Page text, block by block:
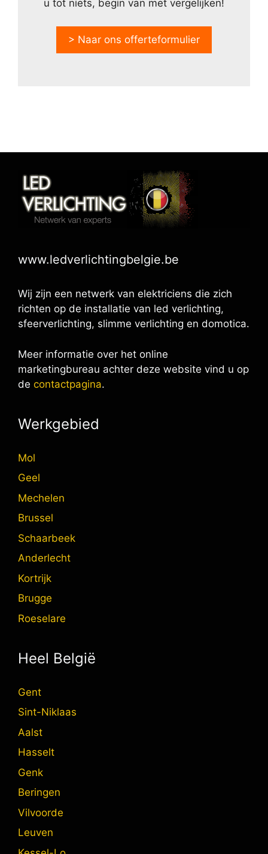
u tot niets, begin van met vergelijken!
> Naar ons offerteformulier
www.ledverlichtingbelgie.be
Wij zijn een netwerk van elektriciens die zich
richten op de installatie van led verlichting,
sfeerverlichting, slimme verlichting en domotica.
Meer informatie over het online
marketingbureau achter deze website vind u op
de contactpagina.
Werkgebied
Mol
Geel
Mechelen
Brussel
Schaarbeek
Anderlecht
Kortrijk
Brugge
Roeselare
Heel België
Gent
Sint-Niklaas
Aalst
Hasselt
Genk
Beringen
Vilvoorde
Leuven